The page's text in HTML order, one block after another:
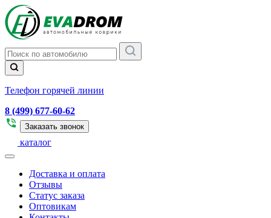
Телефон горячей линии
8 (499) 677-60-62
Заказать звонок
каталог
Доставка и оплата
Отзывы
Статус заказа
Оптовикам